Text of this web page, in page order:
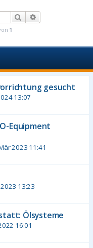
Suche
1
gesucht
13:07
Equipment
2023 11:41
13:23
Ölsysteme
16:01